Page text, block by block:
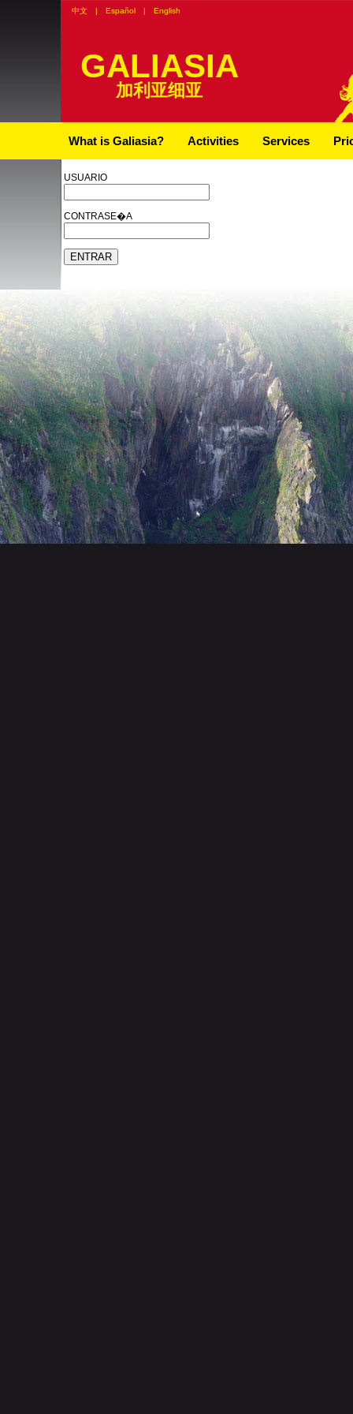
中文 | Español | English
GALIASIA
加利亚细亚
What is Galiasia? Activities Services
USUARIO
CONTRASE�A